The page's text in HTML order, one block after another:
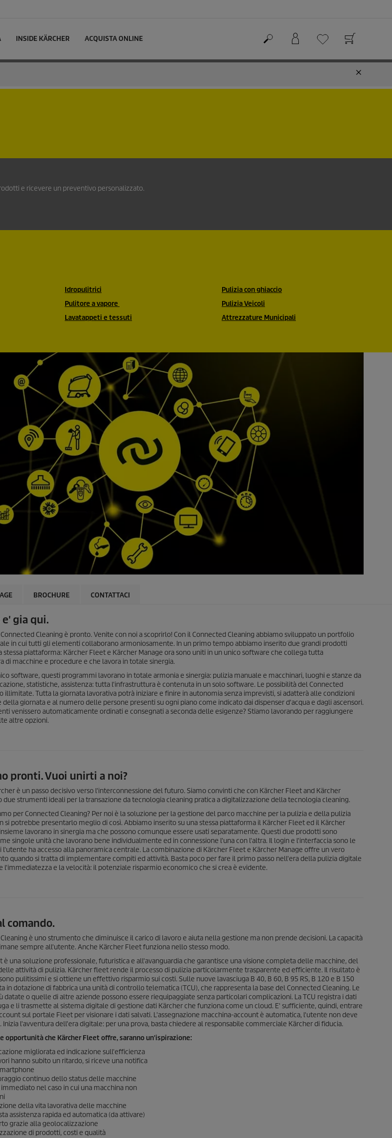
INSIDE KÄRCHER ACQUISTA ONLINE
e ricevere un preventivo personalizzato.
Idropulitrici
Pulitore a vapore
Lavatappeti e tessuti
Pulizia con ghiaccio
Pulizia Veicoli
Attrezzature Municipali
BROCHURE CONTATTACI
gia qui.
Cleaning è pronto. Venite con noi a scoprirlo! Con il Connected Cleaning abbiamo sviluppato un portfolio
in cui tutti gli elementi collaborano armoniosamente. In un primo tempo abbiamo inserito due grandi prodotti
stessa piattaforma: Kärcher Fleet e Kärcher Manage ora sono uniti in un unico software che collega tutta
di macchine e procedure e che lavora in totale sinergia.
software, questi programmi lavorano in totale armonia e sinergia: pulizia manuale e macchinari, luoghi e stanze da
statistiche, assistenza: tutta l'infrastruttura è contenuta in un solo software. Le possibilità del Connected
illimitate. Tutta la giornata lavorativa potrà iniziare e finire in autonomia senza imprevisti, si adatterà alle condizioni
giornata e al numero delle persone presenti su ogni piano come indicato dai dispenser d'acqua e dagli ascensori.
venissero automaticamente ordinati e consegnati a seconda delle esigenze? Stiamo lavorando per raggiungere
altre opzioni.
pronti. Vuoi unirti a noi?
è un passo decisivo verso l'interconnessione del futuro. Siamo convinti che con Kärcher Fleet and Kärcher
due strumenti ideali per la transazione da tecnologia cleaning pratica a digitalizzazione della tecnologia cleaning.
per Connected Cleaning? Per noi è la soluzione per la gestione del parco macchine per la pulizia e della pulizia
si potrebbe presentarlo meglio di così. Abbiamo inserito su una stessa piattaforma il Kärcher Fleet ed il Kärcher
lavorano in sinergia ma che possono comunque essere usati separatamente. Questi due prodotti sono
singole unità che lavorano bene individualmente ed in connessione l'una con l'altra. Il login e l'interfaccia sono le
l'utente ha accesso alla panoramica centrale. La combinazione di Kärcher Fleet e Kärcher Manage offre un vero
quando si tratta di implementare compiti ed attività. Basta poco per fare il primo passo nell'era della pulizia digitale
l'immediatezza e la velocità: il potenziale risparmio economico che si crea è evidente.
comando.
è uno strumento che diminuisce il carico di lavoro e aiuta nella gestione ma non prende decisioni. La capacità
sempre all'utente. Anche Kärcher Fleet funziona nello stesso modo.
è una soluzione professionale, futuristica e all'avanguardia che garantisce una visione completa delle macchine, del
attività di pulizia. Kärcher fleet rende il processo di pulizia particolarmente trasparente ed efficiente. Il risultato è
pulitissimi e si ottiene un effettivo risparmio sui costi. Sulle nuove lavasciuga B 40, B 60, B 95 RS, B 120 e B 150
in dotazione di fabbrica una unità di controllo telematica (TCU), che rappresenta la base del Connected Cleaning. Le
datate o quelle di altre aziende possono essere riequipaggiate senza particolari complicazioni. La TCU registra i dati
e li trasmette al sistema digitale di gestione dati Kärcher che funziona come un cloud. E' sufficiente, quindi, entrare
sul portale Fleet per visionare i dati salvati. L'assegnazione macchina-account è automatica, l'utente non deve
Inizia l'avventura dell'era digitale: per una prova, basta chiedere al responsabile commerciale Kärcher di fiducia.
opportunità che Kärcher Fleet offre, saranno un'ispirazione:
migliorata ed indicazione sull'efficienza
hanno subito un ritardo, si riceve una notifica
continuo dello status delle macchine
immediato nel caso in cui una macchina non
della vita lavorativa delle macchine
assistenza rapida ed automatica (da attivare)
grazie alla geolocalizzazione
di prodotti, costi e qualità